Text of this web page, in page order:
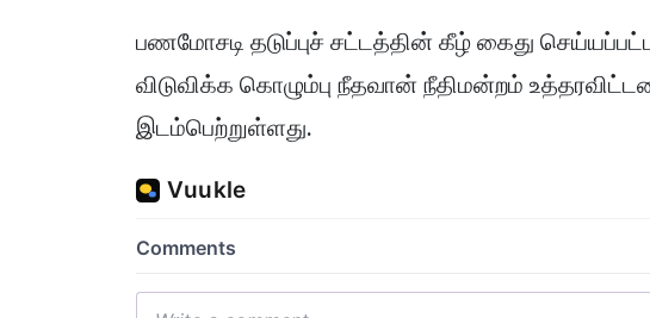
பணமோசடி தடுப்புச் சட்டத்தின் கீழ் கைது
விடுவிக்க கொழும்பு நீதவான் நீதிமன்றம்
இடம்பெற்றுள்ளது.